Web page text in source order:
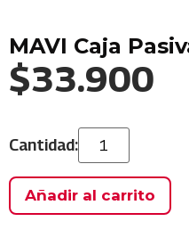
MAVI Caja
$33.900
Añadir al carrito